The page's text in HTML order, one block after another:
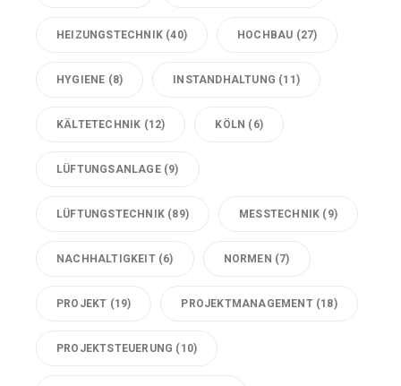
HEIZUNGSTECHNIK (40) HOCHBAU (27)
HYGIENE (8) INSTANDHALTUNG (11)
KÄLTETECHNIK (12) KÖLN (6)
LÜFTUNGSANLAGE(9)
LÜFTUNGSTECHNIK (89) MESSTECHNIK (9)
NACHHALTIGKEIT(6) NORMEN (7)
PROJEKT (19) PROJEKTMANAGEMENT(18)
PROJEKTSTEUERUNG (10)